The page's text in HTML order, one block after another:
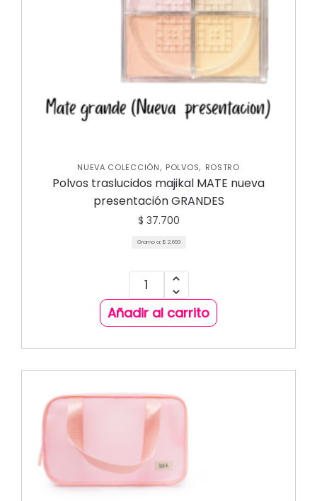
NUEVA COLECCIÓN, POLVOS, ROSTRO
Polvos traslucidos majikal MATE nueva
presentación GRANDES
$ 37.700
Gramo a: $ 2.693
Añadir al carrito